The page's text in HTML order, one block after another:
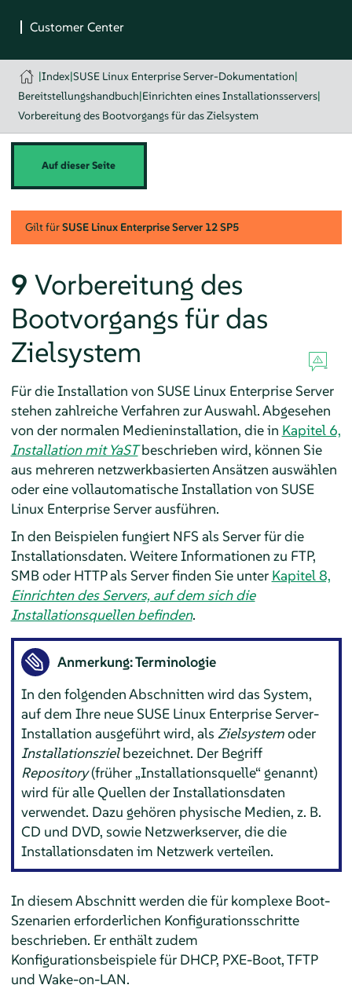
|Index|SUSE Linux Enterprise Server-Dokumentation|
Bereitstellungshandbuch|Einrichten eines Installationsservers|
Vorbereitung des Bootvorgangs für das Zielsystem
Auf dieser Seite
Gilt fürSUSE Linux Enterprise Server 12 SP5
9 Vorbereitung des
Bootvorgangs für das
Zielsystem
Für die Installation von SUSE Linux Enterprise Server
stehen zahlreiche Verfahren zur Auswahl. Abgesehen
von der normalen Medieninstallation, die in Kapitel 6,
Installation mit YaSTbeschrieben wird, können Sie
aus mehreren netzwerkbasierten Ansätzen auswählen
oder eine vollautomatische Installation von SUSE
Linux Enterprise Serverausführen.
In den Beispielen fungiert NFS als Server für die
Installationsdaten. Weitere Informationen zu FTP,
SMB oder HTTP als Server finden Sie unter Kapitel 8,
Einrichten des Servers, auf dem sich die
Installationsquellen befinden.
Anmerkung: Terminologie
In den folgenden Abschnitten wird das System,
auf dem Ihre neue SUSE Linux Enterprise Server-
Installation ausgeführt wird, alsZielsystemoder
Installationszielbezeichnet. Der Begriff
Repository(früher„Installationsquelle“genannt)
wird für alle Quellen der Installationsdaten
verwendet. Dazu gehören physische Medien, z. B.
CD und DVD, sowie Netzwerkserver, die die
Installationsdaten im Netzwerk verteilen.
In diesem Abschnitt werden die für komplexe Boot-
Szenarien erforderlichen Konfigurationsschritte
beschrieben. Er enthält zudem
Konfigurationsbeispiele für DHCP, PXE-Boot, TFTP
und Wake-on-LAN.